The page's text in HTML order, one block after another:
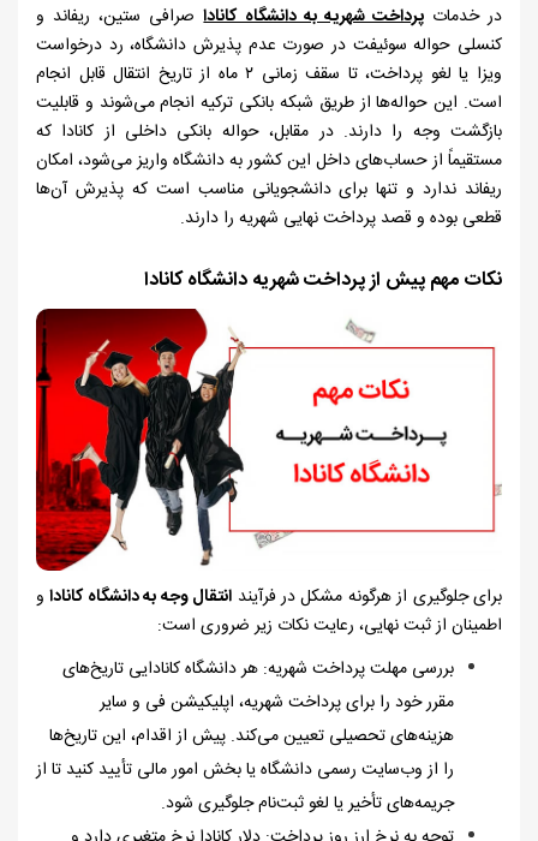
در خدماتپرداخت شهریه به دانشگاه کاناداصرافی ستین، ریفاند و
کنسلی حواله سوئیفت در صورت عدم پذیرش دانشگاه، رد درخواست
ویزا یا لغو پرداخت، تا سقف زمانی ۲ماه از تاریخ انتقال قابل انجام
است. این حواله‌ها از طریق شبکه بانکی ترکیه انجام می‌شوند و قابلیت
بازگشت وجه را دارند. در مقابل، حواله بانکی داخلی از کانادا که
مستقیماً از حساب‌های داخل این کشور به دانشگاه واریز می‌شود، امکان
ریفاند ندارد و تنها برای دانشجویانی مناسب است که پذیرش آن‌ها
قطعی بوده و قصد پرداخت نهایی شهریه را دارند.
نکات مهم پیش از پرداخت شهریه دانشگاه کانادا
برای جلوگیری از هرگونه مشکل در فرآیند انتقال وجه به دانشگاه کاناداو
اطمینان از ثبت نهایی، رعایت نکات زیر ضروری است:
بررسی مهلت پرداخت شهریه: هر دانشگاه کانادایی تاریخ‌های
مقرر خود را برای پرداخت شهریه، اپلیکیشن فی و سایر
هزینه‌های تحصیلی تعیین می‌کند. پیش از اقدام، این تاریخ‌ها
را از وب‌سایت رسمی دانشگاه یا بخش امور مالی تأیید کنید تا از
جریمه‌های تأخیر یا لغو ثبت‌نام جلوگیری شود.